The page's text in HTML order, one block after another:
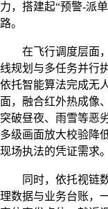
力，搭建起“预警-派
路。
在飞行调度层面
线规划与多任务并行
依托智能算法完成无
面，融合红外热成像
突破昼夜、雨雪等恶
多级画面放大校验降
现场执法的凭证需求。
同时，依托视链
理数据与业务台账，